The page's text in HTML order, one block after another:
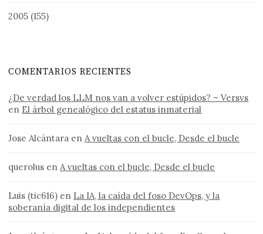
2005 (155)
COMENTARIOS RECIENTES
¿De verdad los LLM nos van a volver estúpidos? – Versvs
en El árbol genealógico del estatus inmaterial
Jose Alcántara enA vueltas con el bucle, Desde el bucle
querolus enA vueltas con el bucle, Desde el bucle
Luis (tic616) en La IA, la caída del foso DevOps, y la
soberanía digital de los independientes